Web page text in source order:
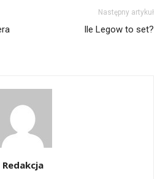
Następny artykuł
Ile Legow to set?
Redakcja